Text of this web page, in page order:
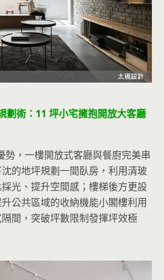
劃術：11 坪小宅擁抱開放大客廳
勢，一樓開放式客廳與餐廚完美串
的地坪規劃一間臥房，利用清玻
光、提升空間感；樓梯後方更設
公共區域的收納機能小閣樓利用
間，突破坪數限制發揮坪效極